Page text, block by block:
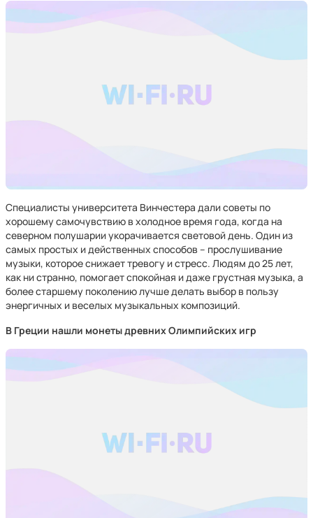
Специалисты университета Винчестера дали советы по
хорошему самочувствию в холодное время года, когда на
северном полушарии укорачивается световой день. Один из
самых простых и действенных способов – прослушивание
музыки, которое снижает тревогу и стресс. Людям до 25 лет,
как ни странно, помогает спокойная и даже грустная музыка, а
более старшему поколению лучше делать выбор в пользу
энергичных и веселых музыкальных композиций.
В Греции нашли монеты древних Олимпийских игр